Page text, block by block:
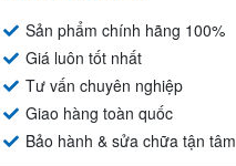
Sản phẩm chính hãng 100%
Giá luôn tốt nhất
Tư vấn chuyên nghiệp
Giao hàng toàn quốc
Bảo hành & sửa chữa tận tâm